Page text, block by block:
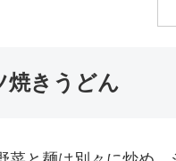
焼きうどん